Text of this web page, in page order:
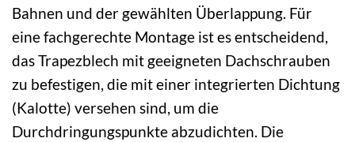
Bahnen und der gewählten Überlappung. Für
eine fachgerechte Montage ist es entscheidend,
das Trapezblech mit geeigneten Dachschrauben
zu befestigen, die mit einer integrierten Dichtung
(Kalotte) versehen sind, um die
Durchdringungspunkte abzudichten. Die